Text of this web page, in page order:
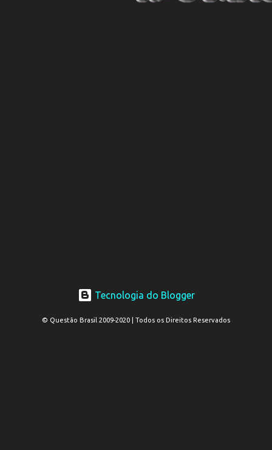
Tecnologia do Blogger
© Questão Brasil 2009-2020 | Todos os Direitos Reservados